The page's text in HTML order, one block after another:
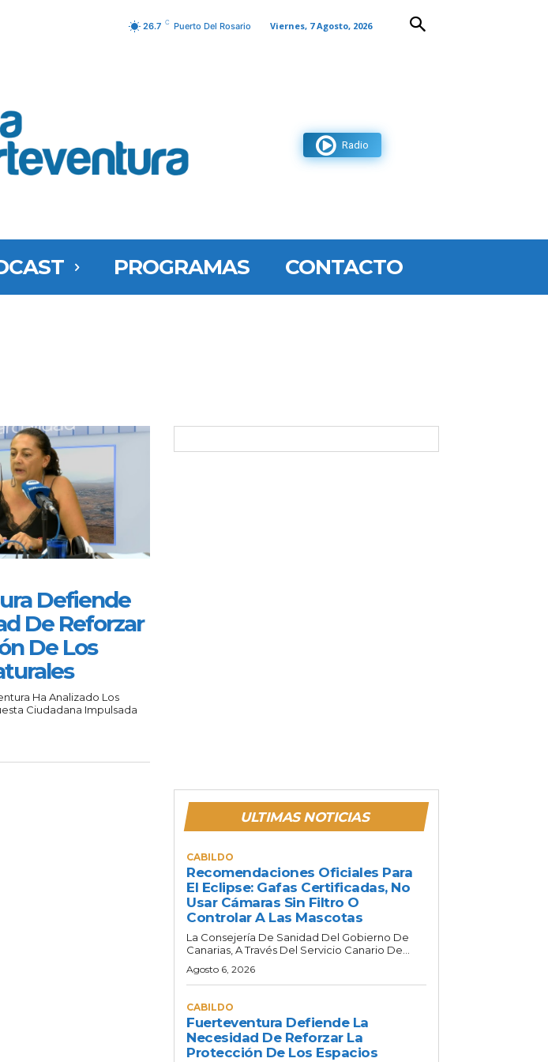
26.7 C Puerto Del Rosario Viernes, 7 Agosto, 2026
Radio
PROGRAMAS CONTACTO
Defiende
De Reforzar
De Los
Ha Analizado Los
Ciudadana Impulsada
ULTIMAS NOTICIAS
CABILDO
Recomendaciones Oficiales Para
El Eclipse: Gafas Certificadas, No
Usar Cámaras Sin Filtro O
Controlar A Las Mascotas
La Consejería De Sanidad Del Gobierno De
Canarias, A Través Del Servicio Canario De...
Agosto 6, 2026
CABILDO
Fuerteventura Defiende La
Necesidad De Reforzar La
Protección De Los Espacios